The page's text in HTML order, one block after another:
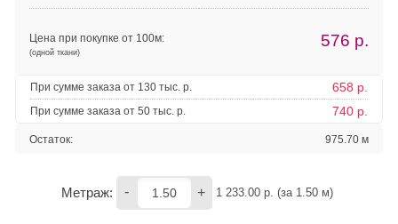
Цена при покупке от 100м:
(одной ткани)
576 р.
При сумме заказа от 130 тыс. р. 658 р.
При сумме заказа от 50 тыс. р. 740 р.
Остаток: 975.70 м
Метраж: - + 1 233.00 р. (за 1.50 м)